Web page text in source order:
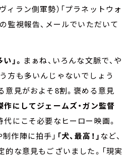
ラン側軍勢）「プラネットウォ
の監視報告、メールでいただいて
」。 まぁね、いろんな文脈で、や
方も多いんじゃないでしょう
意見がおよそ8割。褒める意見
作にしてジェームズ・ガン監督
代にこそ必要なヒーロー映画。
作陣に拍手」 「犬、最高！」 など、
的な意見もございました。「現実